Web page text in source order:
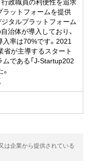
行政職員の利便性を追求
ラットフォームを提供
ジタルプラットフォーム
治体が導入しており、
率は70%です。2021
省が主導するスタート
である「J-Startup202
は企業から提供されている